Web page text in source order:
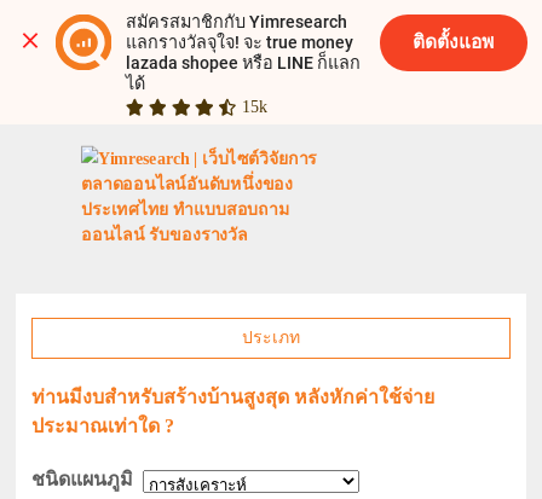
สมัครสมาชิกกับ Yimresearch
แลกรางวัลจุใจ! จะ true money
lazada shopee หรือ LINE ก็แลก
ได้
15k
ติดตั้งแอพ
ประเภท
ท่านมีงบสำหรับสร้างบ้านสูงสุด หลังหักค่าใช้จ่าย
ประมาณเท่าใด ?
ชนิดแผนภูมิ